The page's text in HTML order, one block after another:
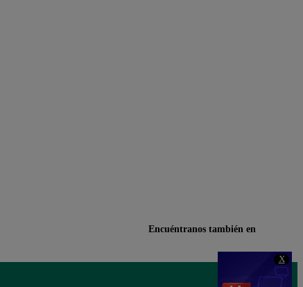
X
Encuéntranos también en